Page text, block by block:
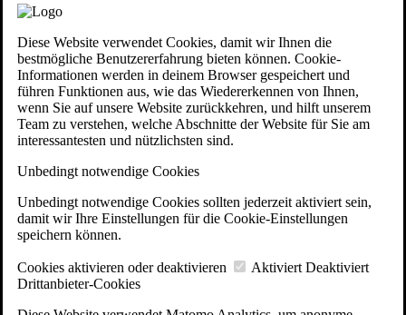
Diese Website verwendet Cookies, damit wir Ihnen die
bestmögliche Benutzererfahrung bieten können. Cookie-
Informationen werden in deinem Browser gespeichert und
führen Funktionen aus, wie das Wiedererkennen von Ihnen,
wenn Sie auf unsere Website zurückkehren, und hilft unserem
Team zu verstehen, welche Abschnitte der Website für Sie am
interessantesten und nützlichsten sind.
Unbedingt notwendige Cookies
Unbedingt notwendige Cookies sollten jederzeit aktiviert sein,
damit wir Ihre Einstellungen für die Cookie-Einstellungen
speichern können.
Cookies aktivieren oder deaktivieren Aktiviert Deaktiviert
Drittanbieter-Cookies